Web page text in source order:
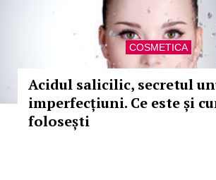
COSMETICA
Acidul salicilic, secretul
imperfecțiuni. Ce este și
folosești